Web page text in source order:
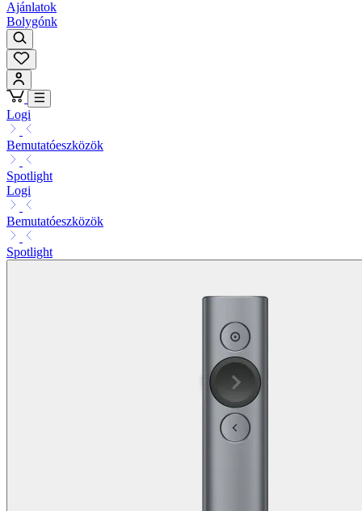
Ajánlatok
Bolygónk
Logi
Bemutatóeszközök
Spotlight
Logi
Bemutatóeszközök
Spotlight